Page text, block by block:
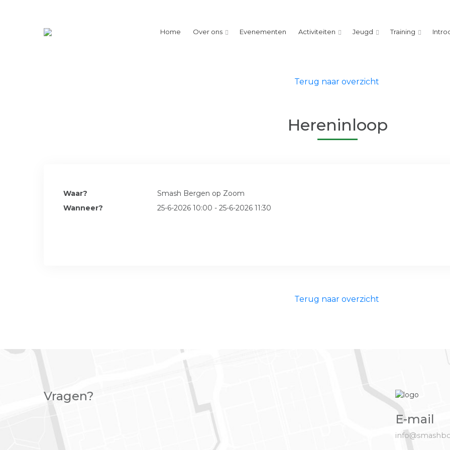
Home Over ons Evenementen Activiteiten Jeugd Training
Terug naar overzicht
Hereninloop
Waar?
Smash Bergen op Zoom
Wanneer?
25-6-2026 10:00 - 25-6-2026 11:30
Terug naar overzicht
Vragen?
E-mail